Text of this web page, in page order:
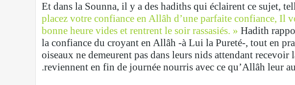
Et dans la Sounna, il y a des hadiths qui éclairent ce sujet,
placez votre confiance en Allâh d’une parfaite confiance, Il
bonne heure vides et rentrent le soir rassasiés. » Hadith
la confiance du croyant en Allâh -à Lui la Pureté-, tout en
oiseaux ne demeurent pas dans leurs nids attendant
reviennent en fin de journée nourris avec ce qu’Allâh leur